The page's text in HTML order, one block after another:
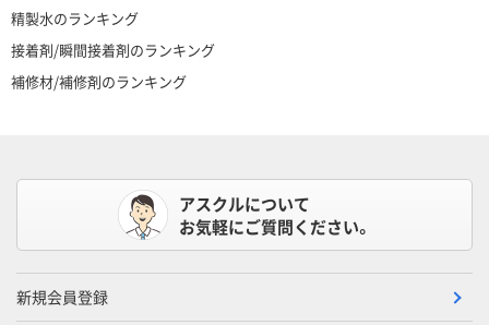
精製水のランキング
接着剤/瞬間接着剤のランキング
補修材/補修剤のランキング
アスクルについて
お気軽にご質問ください。
新規会員登録